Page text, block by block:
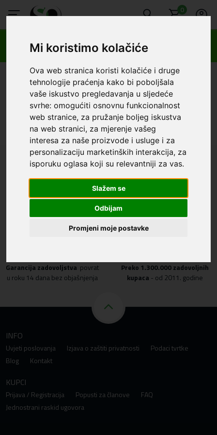
Mi koristimo kolačiće
Ova web stranica koristi kolačiće i druge
tehnologije praćenja kako bi poboljšala
vaše iskustvo pregledavanja u sljedeće
svrhe:omogućiti osnovnu funkcionalnost
web stranice, za pružanje boljeg iskustva
na web stranici, za mjerenje vašeg
interesa za naše proizvode i usluge i za
personalizaciju marketinških interakcija, za
isporuku oglasa koji su relevantniji za vas.
Slažem se
Odbijam
Promjeni moje postavke
0
🔥 OGRANIČENO VRIJEME 🔥
Dostava u BOXNOW paketomate samo 0,99€
SmartOprema Kategorije Spigen Samsung Samsung A53
Samsung - Samsung A53
Redoslijed Filter Poslovnica
Besplatna dostavau cijeloj
100% sigurna kupnja
Garancija zadovoljstva povrat
u roku 14 dana bez objašnjenja
Preko 1.300.000 zadovoljnih
kupaca - od 2011. godine
INFO
Uvjeti poslovanja Izjava o zaštiti privatnosti
Podaci tvrtke
Blog
Kontakt
KUPCI
Prijava / Registracija Popusti za članove
FAQ
Jednostrani raskid ugovora